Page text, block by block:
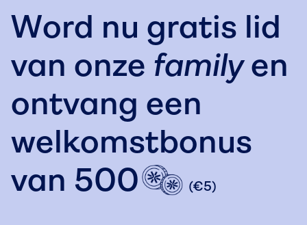
Word nu gratis lid
van onze familyen
ontvang een
welkomstbonus
van 500 (€5)